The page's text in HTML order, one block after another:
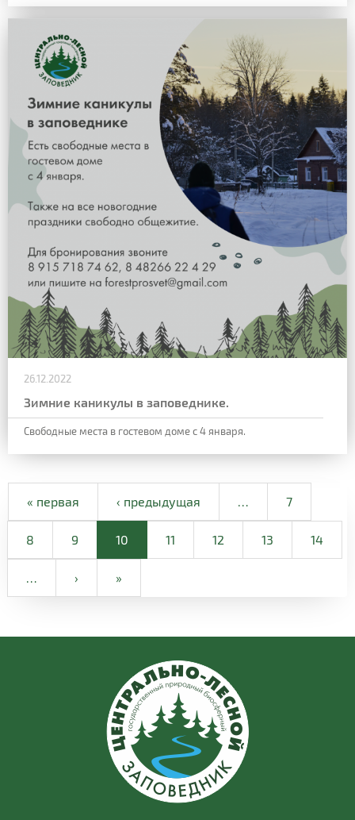
26.12.2022
Зимние каникулы в заповеднике.
Свободные места в гостевом доме с 4 января.
« первая ‹ предыдущая 7
8 9 10 11 12 13 14
› »